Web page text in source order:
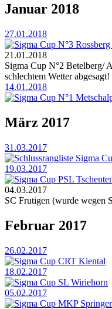
Januar 2018
27.01.2018
Sigma Cup N°3
21.01.2018
Sigma Cup N°2 Betelberg/
schlechtem Wetter abgesagt!
14.01.2018
Sigma Cup N°1
März 2017
31.03.2017
Schlussrangliste Sigma
19.03.2017
Sigma Cup PSL
04.03.2017
SC Frutigen (wurde wegen
Februar 2017
26.02.2017
Sigma Cup CRT Kiental
18.02.2017
Sigma Cup SL Wiriehorn
05.02.2017
Sigma Cup MKP